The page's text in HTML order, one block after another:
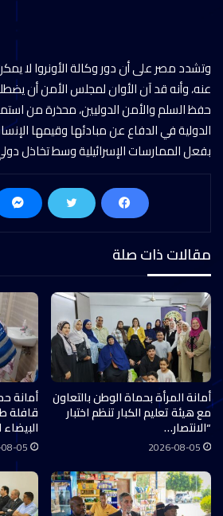
وتشدد مصر على أن دور وكالة الأونروا لا
عنه، وأنه قد آن الأوان لمجلس الأمن أن
حفظ السلم والأمن الدوليين، محذرة من
الدولية في الدفاع عن مبادئها وقيمها
بفعل الممارسات الإسرائيلية وسط تخاذل
مقالات ذات صلة
أمانة المرأة بحماة الوطن بالتعاون
مع هيئة تعليم الكبار تنظم اختبار
“الانتصار…
2026-08-05
أمانة
قافلة
05